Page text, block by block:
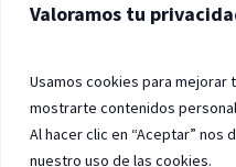
Valoramos tu
Usamos cookies para mejorar
mostrarte contenidos
Al hacer clic en “Aceptar” nos
nuestro uso de las cookies.